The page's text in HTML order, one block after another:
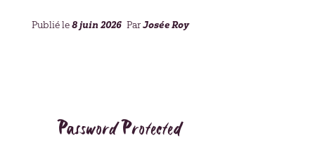
Publié le8 juin 2026 ParJosée Roy
Password Protected